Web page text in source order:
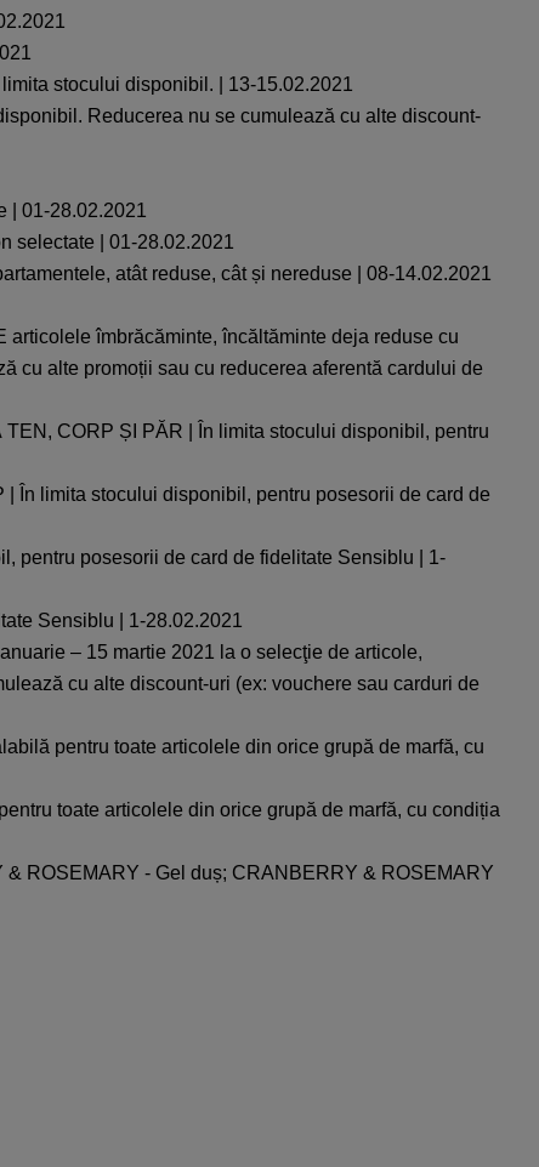
stocului disponibil. | 13-15.02.2021
Reducerea nu se cumulează cu alte discount-
| 01-28.02.2021
selectate | 01-28.02.2021
atât reduse, cât și nereduse | 08-14.02.2021
îmbrăcăminte, încăltăminte deja reduse cu
cu alte promoții sau cu reducerea aferentă cardului de
CORP ȘI PĂR | În limita stocului disponibil, pentru
În limita stocului disponibil, pentru posesorii de card de
pentru posesorii de card de fidelitate Sensiblu | 1-
Sensiblu | 1-28.02.2021
– 15 martie 2021 la o selecţie de articole,
cu alte discount-uri (ex: vouchere sau carduri de
pentru toate articolele din orice grupă de marfă, cu
toate articolele din orice grupă de marfă, cu condiția
ROSEMARY - Gel duș; CRANBERRY & ROSEMARY